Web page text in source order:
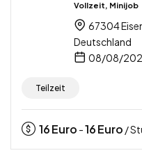
Vollzeit, Minijob
67304
Deutschland
08/08/
Teilzeit
16Euro -16Euro /